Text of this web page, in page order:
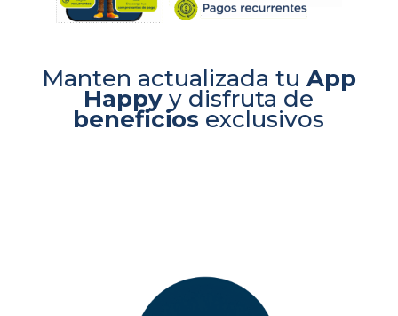
Manten actualizada tu App
Happy y disfruta de
beneficios exclusivos